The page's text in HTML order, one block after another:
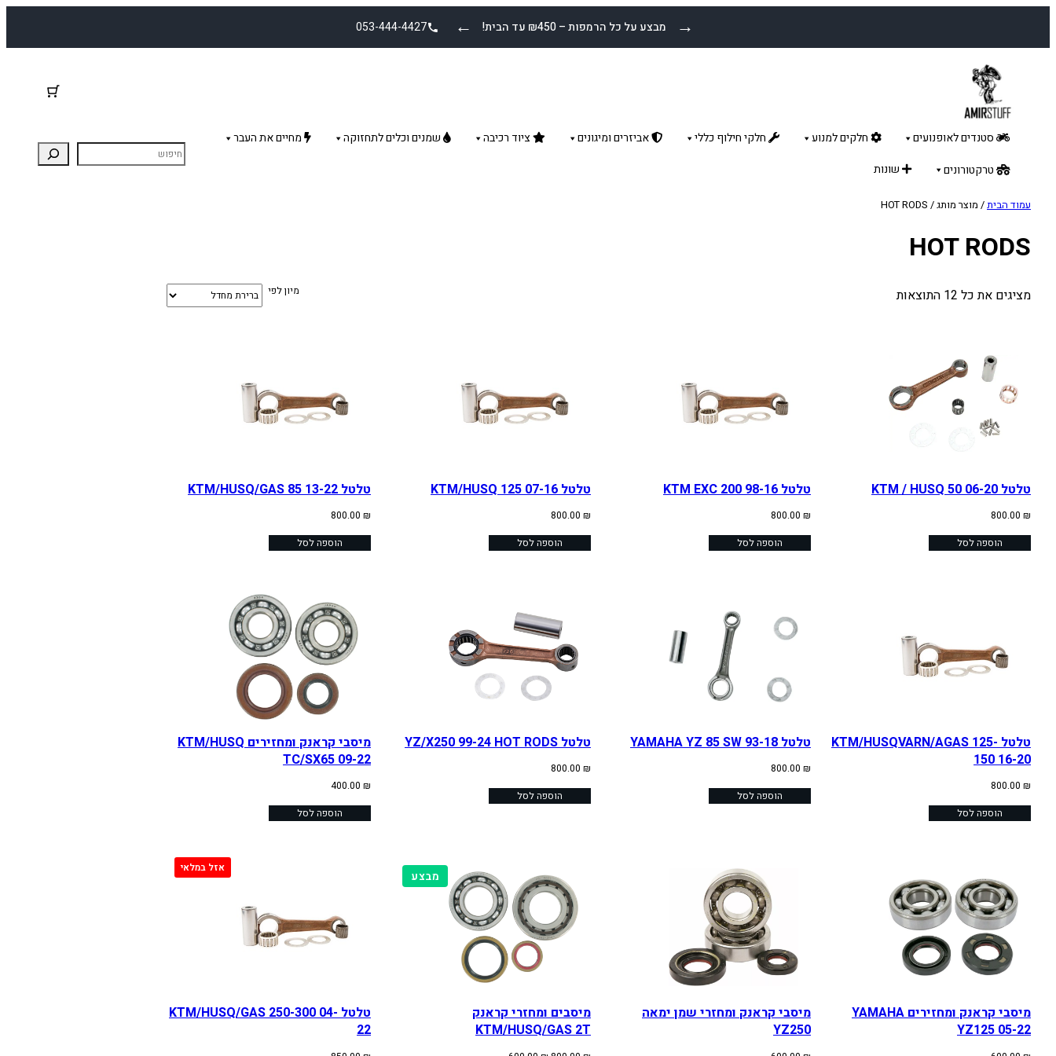
← מבצע על כל הרמפות – ₪450 עד הבית! →
053-444-4427
סטנדים לאופנועים חלקים למנוע חלקי חילוף כללי אביזרים ומיגונים ציוד רכיבה שמנים וכלים לתחזוקה
מחיים את העבר
טרקטורונים
שונות
עמוד הבית/ מוצר מותג / HOT RODS
HOT RODS
מציגים את כל ⁦12⁩ התוצאות מיון לפי
טלטל KTM / HUSQ 50 06-20
800.00 ₪
הוספה לסל
טלטל KTM EXC 200 98-16
800.00 ₪
הוספה לסל
טלטל KTM/HUSQ 125 07-16
800.00 ₪
הוספה לסל
טלטל KTM/HUSQ/GAS 85 13-22
800.00 ₪
הוספה לסל
טלטל KTM/HUSQVARN/AGAS 125-
150 16-20
800.00 ₪
הוספה לסל
טלטל YAMAHA YZ 85 SW 93-18
800.00 ₪
הוספה לסל
טלטל YZ/X250 99-24 HOT RODS
800.00 ₪
הוספה לסל
מיסבי קראנק ומחזירים KTM/HUSQ
TC/SX65 09-22
400.00 ₪
הוספה לסל
מיסבי קראנק ומחזירים YAMAHA
YZ125 05-22
מיסבי קראנק ומחזרי שמן ימאה
YZ250
מבצע
במבצע
מיסבים ומחזרי קראנק
KTM/HUSQ/GAS 2T
טלטל KTM/HUSQ/GAS 250-300 04-
22